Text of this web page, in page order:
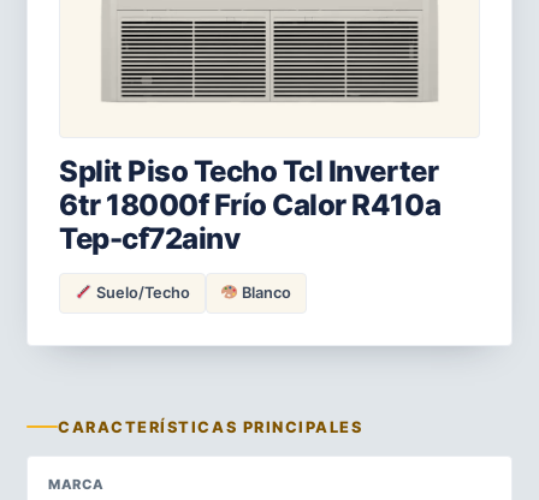
Split Piso Techo Tcl Inverter
6tr 18000f Frío Calor R410a
Tep-cf72ainv
Suelo/Techo Blanco
CARACTERÍSTICAS PRINCIPALES
MARCA